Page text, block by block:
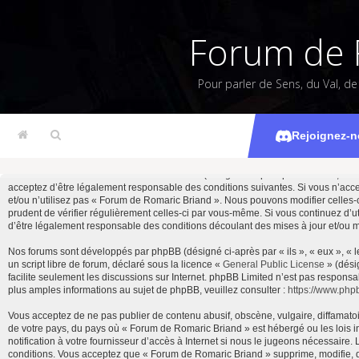
Forum de
Pour parler de Sens, du Val,
Rejoignez-
acceptez d’être légalement responsable des conditions suivantes. Si vous
et/ou n’utilisez pas « Forum de Romaric Briand ». Nous pouvons modifier
prudent de vérifier régulièrement celles-ci par vous-même. Si vous continuez
d’être légalement responsable des conditions découlant des mises à jour et/ou
Nos forums sont développés par phpBB (désigné ci-après par « ils », « eux »,
un script libre de forum, déclaré sous la licence « General Public License »
facilite seulement les discussions sur Internet. phpBB Limited n’est pas
plus amples informations au sujet de phpBB, veuillez consulter : https://
Vous acceptez de ne pas publier de contenu abusif, obscène, vulgaire,
de votre pays, du pays où « Forum de Romaric Briand » est hébergé ou les
notification à votre fournisseur d’accès à Internet si nous le jugeons
conditions. Vous acceptez que « Forum de Romaric Briand » supprime,